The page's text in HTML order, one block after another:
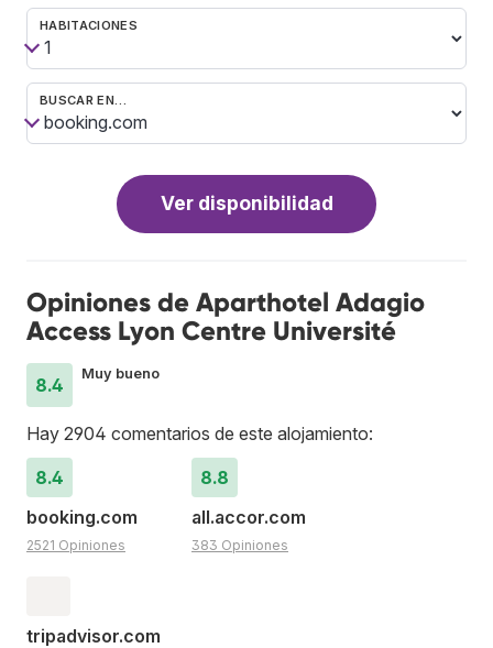
HABITACIONES
BUSCAR EN…
Ver disponibilidad
Opiniones de Aparthotel Adagio
Access Lyon Centre Université
8.4
Muy bueno
Hay 2904 comentarios de este alojamiento:
8.4
booking.com
2521 Opiniones
8.8
all.accor.com
383 Opiniones
tripadvisor.com